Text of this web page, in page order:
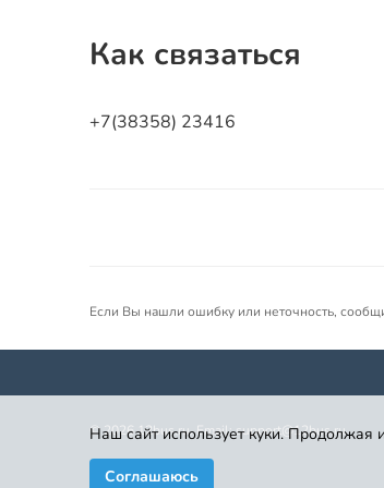
Как связаться
+7(38358) 23416
Если Вы нашли ошибку или неточность,
©202612bus.ru. Email: support@12bus.ru
Наш сайт использует куки. Продолжая
Соглашаюсь